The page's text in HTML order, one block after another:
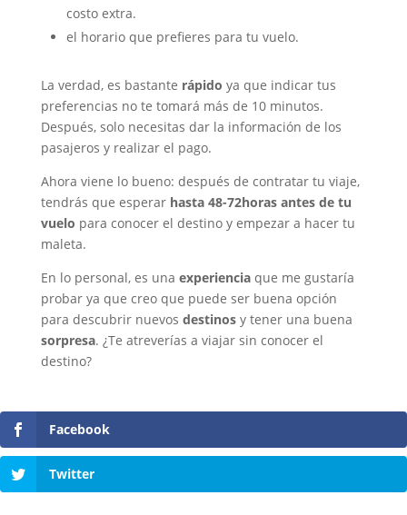
costo extra.
el horario que prefieres para tu vuelo.
La verdad, es bastante rápido ya que indicar tus
preferencias no te tomará más de 10 minutos.
Después, solo necesitas dar la información de los
pasajeros y realizar el pago.
Ahora viene lo bueno: después de contratar tu viaje,
tendrás que esperar hasta 48-72horas antes de tu
vuelo para conocer el destino y empezar a hacer tu
maleta.
En lo personal, es una experienciaque me gustaría
probar ya que creo que puede ser buena opción
para descubrir nuevos destinosy tener una buena
sorpresa. ¿Te atreverías a viajar sin conocer el
destino?
Facebook
Twitter